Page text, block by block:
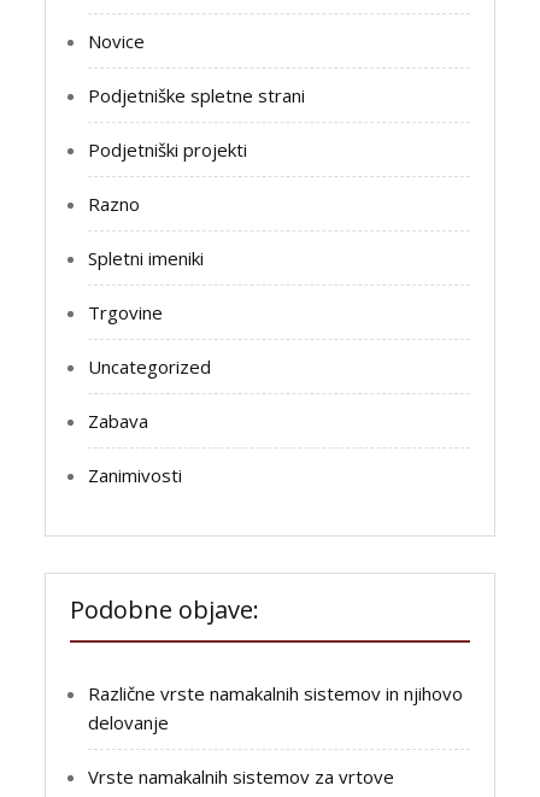
Novice
Podjetniške spletne strani
Podjetniški projekti
Razno
Spletni imeniki
Trgovine
Uncategorized
Zabava
Zanimivosti
Podobne objave:
Različne vrste namakalnih sistemov in njihovo
delovanje
Vrste namakalnih sistemov za vrtove